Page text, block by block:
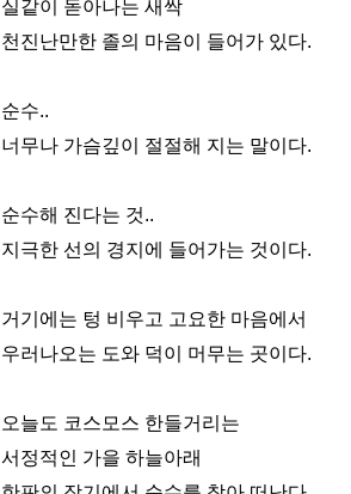
실같이 돋아나는 새싹
천진난만한 졸의 마음이 들어가 있다.
순수..
너무나 가슴깊이 절절해 지는 말이다.
순수해 진다는 것..
지극한 선의 경지에 들어가는 것이다.
거기에는 텅 비우고 고요한 마음에서
우러나오는 도와 덕이 머무는 곳이다.
오늘도 코스모스 한들거리는
서정적인 가을 하늘아래